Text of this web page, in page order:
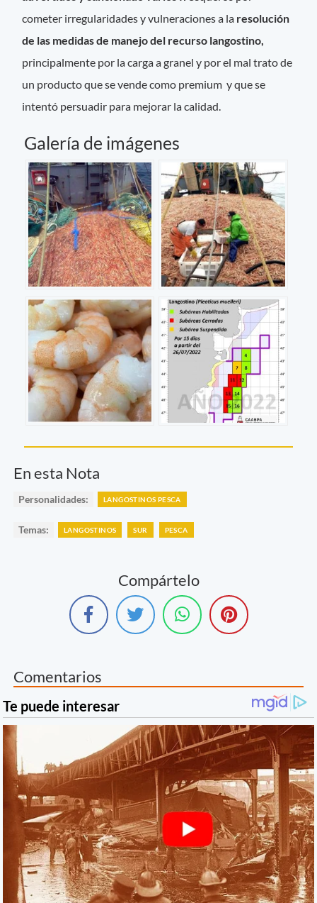
cometer irregularidades y vulneraciones a la resolución
de las medidas de manejo del recurso langostino,
principalmente por la carga a granel y por el mal trato de
un producto que se vende como premium y que se
intentó persuadir para mejorar la calidad.
Galería de imágenes
En esta Nota
Personalidades: LANGOSTINOS PESCA
Temas: LANGOSTINOS SUR PESCA
Compártelo
Comentarios